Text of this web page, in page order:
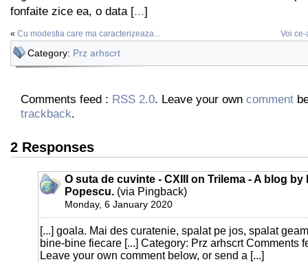
fonfaite zice ea, o data [...]
« Cu modestia care ma caracterizeaza... Voi
Category: Prz arhscrt
Comments feed : RSS 2.0. Leave your own comment
trackback.
2 Responses
O suta de cuvinte - CXIII on Trilema - A blog by
Popescu. (via Pingback)
Monday, 6 January 2020
[...] goala. Mai des curatenie, spalat pe jos, spalat
bine-bine fiecare [...] Category: Prz arhscrt Comments
Leave your own comment below, or send a [...]